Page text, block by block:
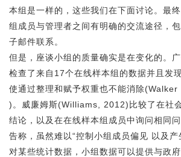
本组是一样的，这些我们在下面讨论。最
组成员与管理者之间有明确的交流途径，
子邮件联系。
但是， 座谈小组 的质量确实是在变化的。
检查了来自17个在线样本组的数据并且发
使通过整理和赋予权重也不能消除
)。威廉姆斯(Williams, 2012)比较了在社
结论，以及在在线样本组成员中询问相同
告称，虽然难以“控制小组成员偏见 以及
对某些统计数据，小组数据可以提供与政